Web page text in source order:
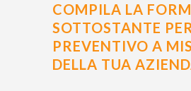
COMPILA LA FORM
SOTTOSTANTE
PREVENTIVO A
DELLA TUA